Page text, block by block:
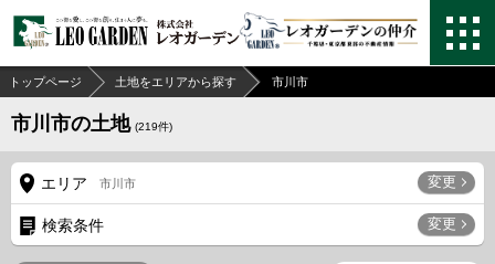
トップページ 土地をエリアから探す 市川市
市川市の土地 (219件)
エリア 市川市 変更
検索条件 変更